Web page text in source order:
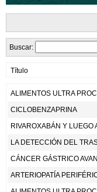
Buscar:
Título
ALIMENTOS ULTRA
CICLOBENZAPRINA
LA DETECCIÓN DEL
CÁNCER GÁSTRICO
ARTERIOPATÍA